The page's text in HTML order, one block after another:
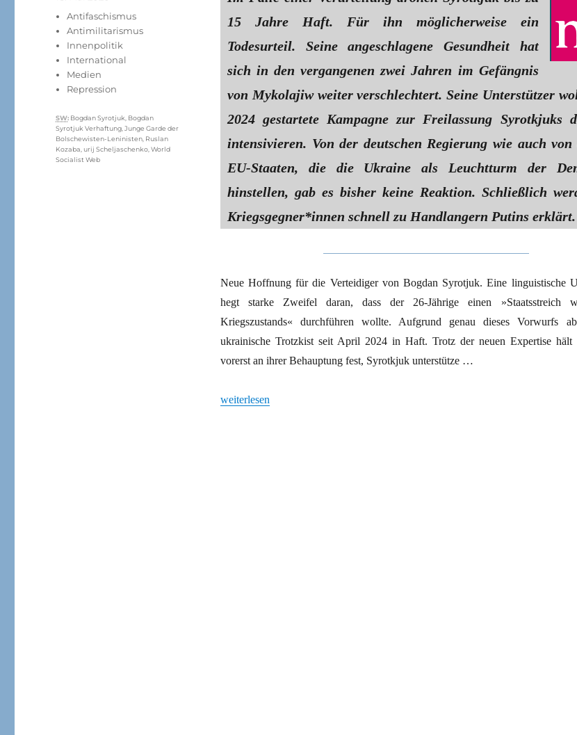
15 Jahre Haft. Für ihn möglicherweise ein
Todesurteil. Seine angeschlagene Gesundheit hat
sich in den vergangenen zwei Jahren im Gefängnis
von Mykolajiw weiter verschlechtert. Seine Unterstützer
2024 gestartete Kampagne zur Freilassung Syrotkjuks
intensivieren. Von der deutschen Regierung wie auch von
EU-Staaten, die die Ukraine als Leuchtturm der
hinstellen, gab es bisher keine Reaktion. Schließlich
Kriegsgegner*innen schnell zu Handlangern Putins erklärt.
Neue Hoffnung für die Verteidiger von Bogdan Syrotjuk. Eine linguistische
hegt starke Zweifel daran, dass der 26-Jährige einen »Staatsstreich
Kriegszustands« durchführen wollte. Aufgrund genau dieses Vorwurfs
ukrainische Trotzkist seit April 2024 in Haft. Trotz der neuen Expertise hält
vorerst an ihrer Behauptung fest, Syrotkjuk unterstütze …
„Bogdan Syrotjuk: Nicht Freund des Feindes. Feind des Krieges“
weiterlesen
Kategorien
Antifaschismus
Antimilitarismus
Innenpolitik
International
Medien
Repression
Schlagwörter
SW: Bogdan Syrotjuk Bogdan
Syrotjuk Verhaftung ,Junge Garde der
Bolschewisten-Leninisten Ruslan
Kozaba urij Scheljaschenko ,World
Socialist Web